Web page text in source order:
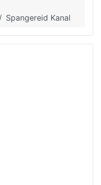
Spangereid Kanal